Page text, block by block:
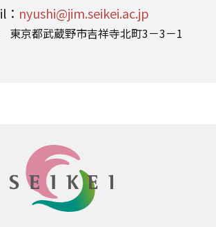
nyushi@jim.seikei.ac.jp
東京都武蔵野市吉祥寺北町3－3－1